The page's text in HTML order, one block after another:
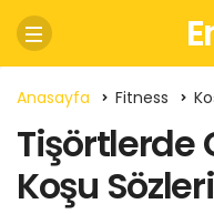
Anasayfa Fitness
Tişörtlerde
Koşu Sözleri